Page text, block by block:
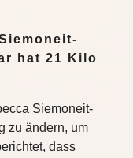
hat 21 Kilo
Siemoneit-
zu ändern, um
dass